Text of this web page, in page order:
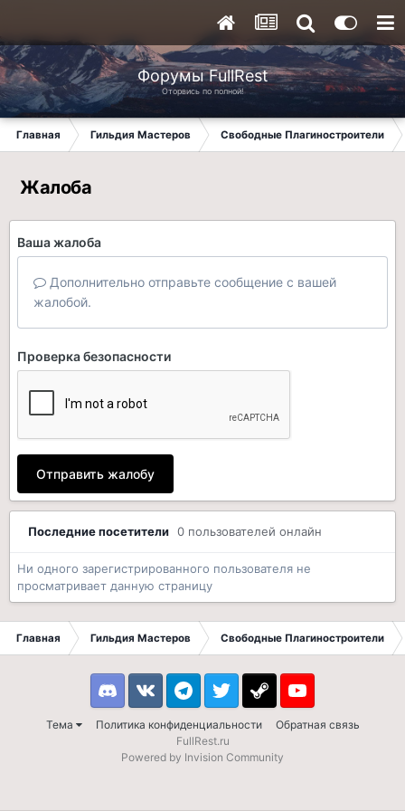
Форумы FullRest
Оторвись по полной!
Главная Гильдия Мастеров Свободные Плагиностроители
Жалоба
Ваша жалоба
Дополнительно отправьте сообщение с вашей
жалобой.
Проверка безопасности
Отправить жалобу
Последние посетители 0 пользователей онлайн
Ни одного зарегистрированного пользователя не
просматривает данную страницу
Главная Гильдия Мастеров Свободные Плагиностроители
Тема Политика конфиденциальности Обратная связь
DiscordVK TelegramTwitter Steam Youtube
FullRest.ru
Powered by Invision Community